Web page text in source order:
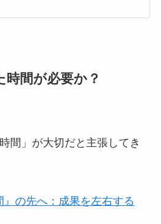
間が必要か？
間」が大切だと主張してき
』の先へ：成果を左右する